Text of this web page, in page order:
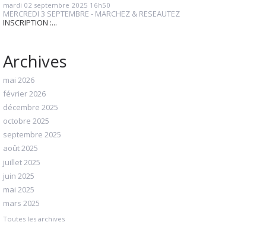
mardi 02 septembre 2025 16h50
MERCREDI 3 SEPTEMBRE - MARCHEZ & RESEAUTEZ
INSCRIPTION :...
Archives
mai 2026
février 2026
décembre 2025
octobre 2025
septembre 2025
août 2025
juillet 2025
juin 2025
mai 2025
mars 2025
Toutes les archives